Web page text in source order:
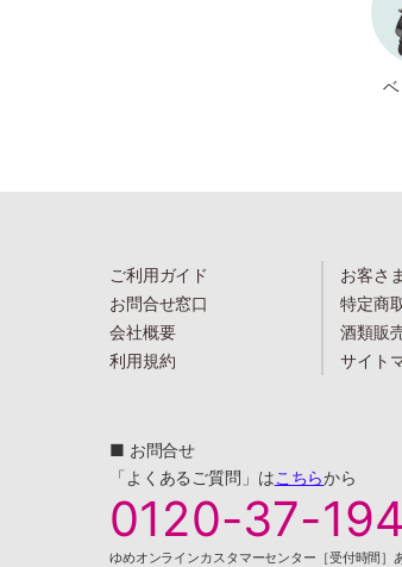
ご利用ガイド
お問合せ窓口
会社概要
利用規約
お客さ
特定商
酒類販
サイト
■ お問合せ
「よくあるご質問」はこちらから
0120-37-
ゆめオンラインカスタマーセンター［受付時間］